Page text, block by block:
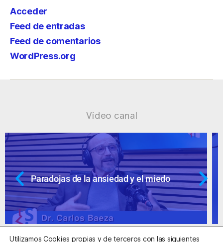
Acceder
Feed de entradas
Feed de comentarios
WordPress.org
Vídeo canal
Ansiedad: supuestos cuestionables
Utilizamos Cookies propias y de terceros con las siguientes